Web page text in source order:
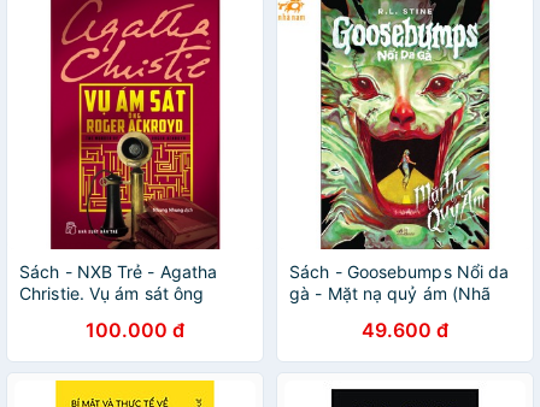
Sách - NXB Trẻ - Agatha
Christie. Vụ ám sát ông
100.000 đ
Sách - Goosebumps Nổi da
gà - Mặt nạ quỷ ám (Nhã
49.600 đ